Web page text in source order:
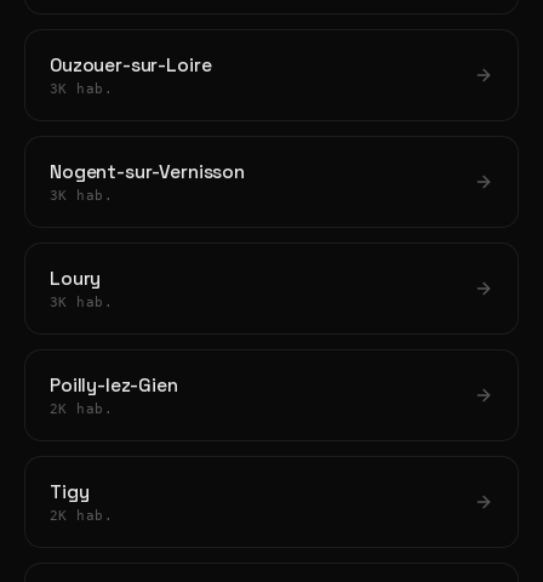
Ouzouer-sur-Loire
3K hab.
Nogent-sur-Vernisson
3K hab.
Loury
3K hab.
Poilly-lez-Gien
2K hab.
Tigy
2K hab.